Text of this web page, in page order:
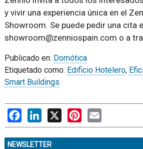
y vivir una experiencia única en el
Showroom. Se puede pedir una cita
showroom@zenniospain.com o a
Publicado en: Domótica
Etiquetado como: Edificio Hotelero,
Smart Buildings
FacebookLinkedIn
X PinterestEmail
NEWSLETTER